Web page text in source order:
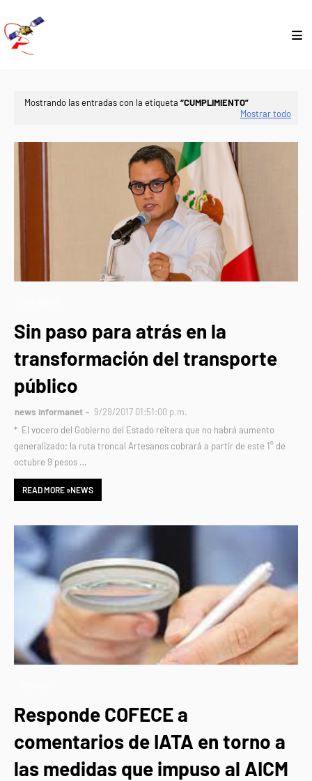
Mostrando las entradas con la etiqueta CUMPLIMIENTO
Mostrar todo
Sin paso para atrás en la
transformación del transporte
público
news informanet
9/29/2017 01:51:00 p.m.
* El vocero del Gobierno del Estado reitera que no habrá aumento
generalizado; la ruta troncal Artesanos cobrará a partir de este 1° de
octubre 9 pesos …
READ MORE »NEWS
Responde COFECE a
comentarios de IATA en torno a
las medidas que impuso al AICM